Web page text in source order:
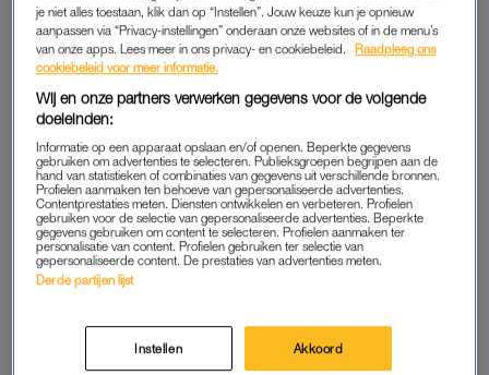
Zojuist heb ik de Kamervoorzitter laten
weten dat ik graag bereid ben om deel te
nemen aan het debat van donderdag.
Hoewel dat staatsrechtelijk ongebruikelijk is,
hecht ik er aan om de vragen die zijn
opgekomen zelf te beantwoorden en de
context te kunnen toelichten.
— Hugo de Jonge (@hugodejonge)April 5, 2022
DEBAT MONDKAPJESDEAL
je niet alles toestaan, klik dan op “Instellen”. Jouw keuze kun je opnieuw
aanpassen via “Privacy-instellingen” onderaan onze websites of in de menu’s
van onze apps. Lees meer in ons privacy- en cookiebeleid.
Raadpleeg ons
cookiebeleid voor meer informatie.
Wij en onze partners verwerken gegevens voor de volgende
doeleinden:
Informatie op een apparaat opslaan en/of openen. Beperkte gegevens
gebruiken om advertenties te selecteren. Publieksgroepen begrijpen aan de
hand van statistieken of combinaties van gegevens uit verschillende bronnen.
Profielen aanmaken ten behoeve van gepersonaliseerde advertenties.
Contentprestaties meten. Diensten ontwikkelen en verbeteren. Profielen
gebruiken voor de selectie van gepersonaliseerde advertenties. Beperkte
gegevens gebruiken om content te selecteren. Profielen aanmaken ter
personalisatie van content. Profielen gebruiken ter selectie van
gepersonaliseerde content. De prestaties van advertenties meten.
Derde partijen lijst
Instellen Akkoord